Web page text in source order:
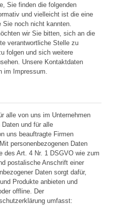
Sie finden die folgenden
und vielleicht ist die eine
Sie noch nicht kannten.
wir Sie bitten, sich an die
verantwortliche Stelle zu
folgen und sich weitere
Unsere Kontaktdaten
im Impressum.
alle von uns im Unternehmen
und für alle
uns beauftragte Firmen
personenbezogenen Daten
des Art. 4 Nr. 1 DSGVO wie zum
postalische Anschrift einer
Daten sorgt dafür,
Produkte anbieten und
offline. Der
umfasst: